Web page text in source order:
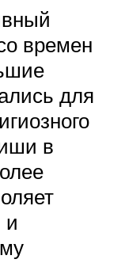
времен
для
в
и